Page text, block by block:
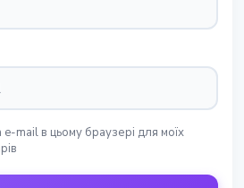
e-mail в цьому браузері для моїх